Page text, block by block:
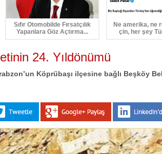
Sıfır Otomobilde Fırsatçılık
Yapanlara Göz Açtırma...
Ne amerika, ne
çin, her şey
24. Yıldönümü
Köprübaşı ilçesine bağlı Beşköy